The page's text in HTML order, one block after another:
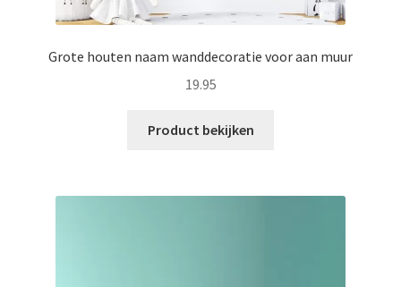
Grote houten naam wanddecoratie voor aan muur
19.95
Product bekijken